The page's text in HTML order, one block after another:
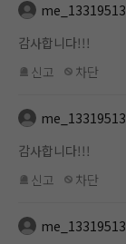
감사합니다!!!
신고
차단
감사합니다!!!
신고
차단